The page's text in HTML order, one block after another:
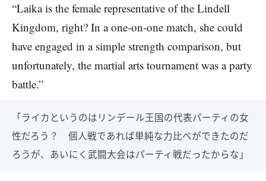
“Laika is the female representative of the Lindell
Kingdom, right? In a one-on-one match, she could
have engaged in a simple strength comparison, but
unfortunately, the martial arts tournament was a party
battle.”
「ライカというのはリンデール王国の代表パーティの女
性だろう？ 個人戦であれば単純な力比べができたのだ
ろうが、あいにく武闘大会はパーティ戦だったからな」